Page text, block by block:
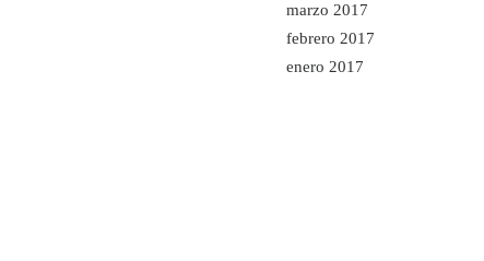
marzo 2017
febrero 2017
enero 2017